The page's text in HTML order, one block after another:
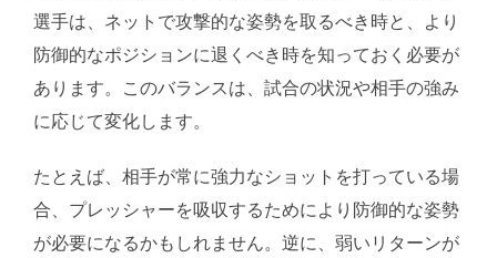
選手は、ネットで攻撃的な姿勢を取るべき時と、より
防御的なポジションに退くべき時を知っておく必要が
あります。このバランスは、試合の状況や相手の強み
に応じて変化します。
たとえば、相手が常に強力なショットを打っている場
合、プレッシャーを吸収するためにより防御的な姿勢
が必要になるかもしれません。逆に、弱いリターンが